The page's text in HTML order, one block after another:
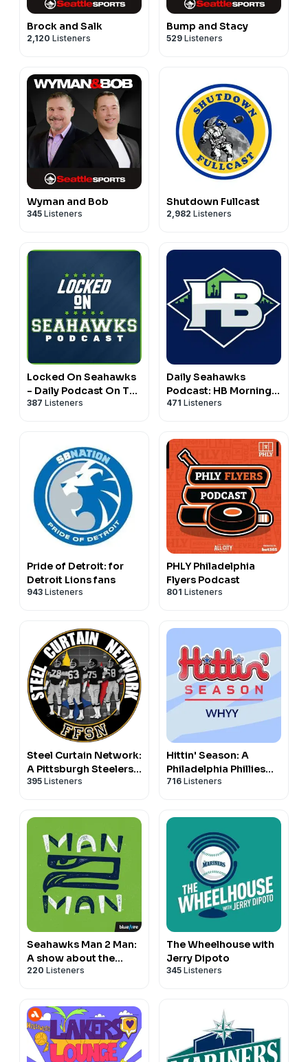
Brock and Salk
2,120 Listeners
Bump and Stacy
529 Listeners
Wyman and Bob
345 Listeners
Shutdown Fullcast
2,982 Listeners
Locked On Seahawks
- Daily Podcast On The
Seattle Seahawks
387 Listeners
Daily Seahawks
Podcast: HB Mornings
& Real Hawk Talk
471 Listeners
Pride of Detroit: for
Detroit Lions fans
943 Listeners
PHLY Philadelphia
Flyers Podcast
801 Listeners
Steel Curtain Network:
A Pittsburgh Steelers
podcast
395 Listeners
Hittin' Season: A
Philadelphia Phillies
podcast
716 Listeners
Seahawks Man 2 Man:
A show about the
Seattle Seahawks
220 Listeners
The Wheelhouse with
Jerry Dipoto
345 Listeners